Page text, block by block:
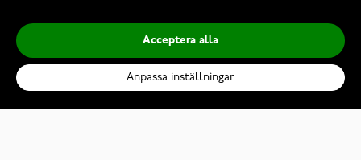
Lykken Strong pansarhalsband 10 mm guld
495,00 Kr
Acceptera alla
Anpassa inställningar